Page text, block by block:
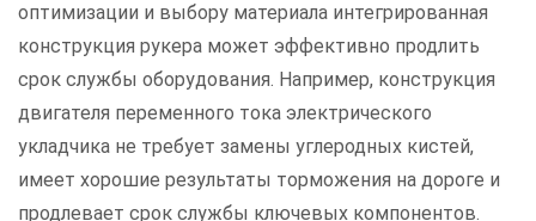
оптимизации и выбору материала интегрированная
конструкция рукера может эффективно продлить
срок службы оборудования. Например, конструкция
двигателя переменного тока электрического
укладчика не требует замены углеродных кистей,
имеет хорошие результаты торможения на дороге и
продлевает срок службы ключевых компонентов.